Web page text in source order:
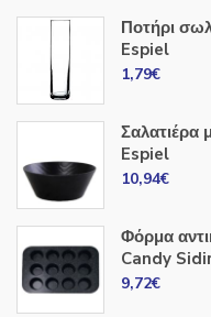
Ποτήρι
Espiel
1,79€
Espiel
10,94€
Φόρμα
Candy
9,72€